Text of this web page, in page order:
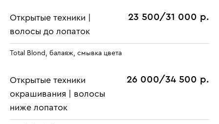
Открытые техники |
волосы до лопаток
23 500/31 000 р.
Total Blond, балаяж, смывка цвета
Открытые техники
окрашивания | волосы
ниже лопаток
26 000/34 500 р.